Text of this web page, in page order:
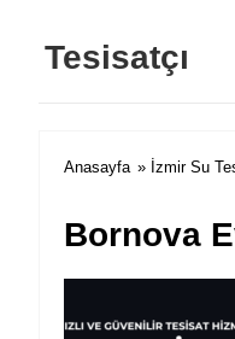
Tesisatçı
Anasayfa » İzmir Su
Bornova